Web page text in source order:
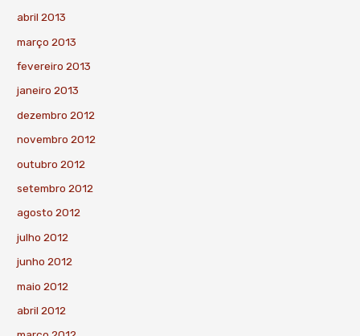
abril 2013
março 2013
fevereiro 2013
janeiro 2013
dezembro 2012
novembro 2012
outubro 2012
setembro 2012
agosto 2012
julho 2012
junho 2012
maio 2012
abril 2012